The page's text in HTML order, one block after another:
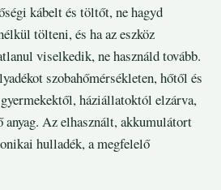
kábelt és töltőt, ne hagyd
tölteni, és ha az eszköz
viselkedik, ne használd tovább.
szobahőmérsékleten, hőtől és
háziállatoktól elzárva,
anyag. Az elhasznált, akkumulátort
hulladék, a megfelelő